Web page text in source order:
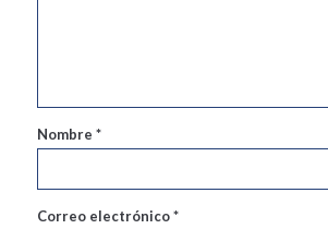
Nombre *
Correo electrónico*